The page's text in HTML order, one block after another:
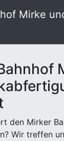
Mirke
den Mirker
Wir treffen